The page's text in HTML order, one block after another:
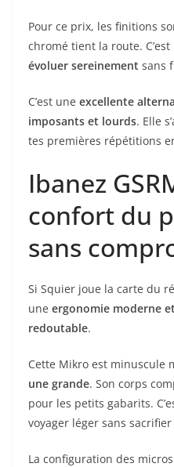
Pour ce prix, les finitions
chromé tient la route. C’est
évoluer sereinement sans
C’est une excellente
imposants et lourds. Elle
tes premières répétitions
Ibanez
confort du
sans
Si Squier joue la carte du
une ergonomie moderne
redoutable.
Cette Mikro est minuscule
une grande. Son corps
pour les petits gabarits.
voyager léger sans
La configuration des